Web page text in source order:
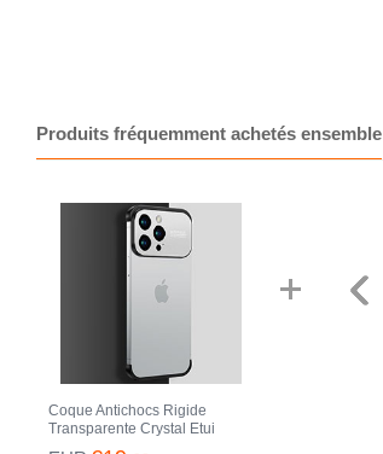
Produits fréquemment achetés ensemble
Coque Antichocs Rigide
Transparente Crystal Etui
Housse QC3 pour Apple iPhone